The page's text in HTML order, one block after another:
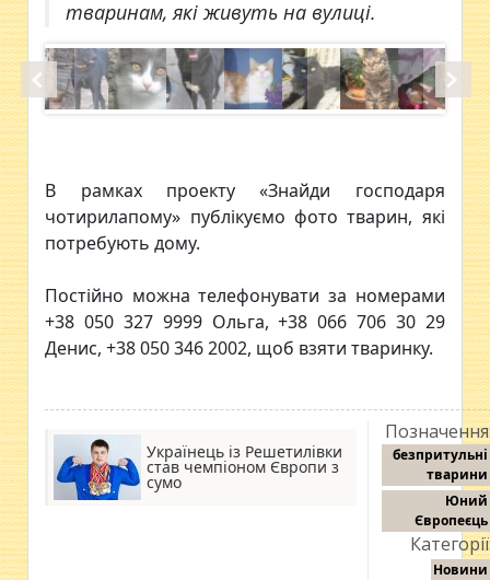
тваринам, які живуть на вулиці.
В рамках проекту «Знайди господаря
чотирилапому» публікуємо фото тварин, які
потребують дому.
Постійно можна телефонувати за номерами
+38 050 327 9999 Ольга, +38 066 706 30 29
Денис, +38 050 346 2002, щоб взяти тваринку.
Українець із Решетилівки
став чемпіоном Європи з
сумо
безпритульні
тварини
Юний
Європеєць
Новини